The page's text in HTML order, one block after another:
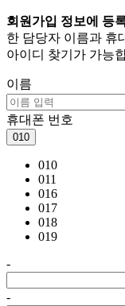
회원가입 정보에 등
한 담당자 이름과 휴
아이디 찾기가 가능
이름
휴대폰 번호
010
010
011
016
017
018
019
-
-